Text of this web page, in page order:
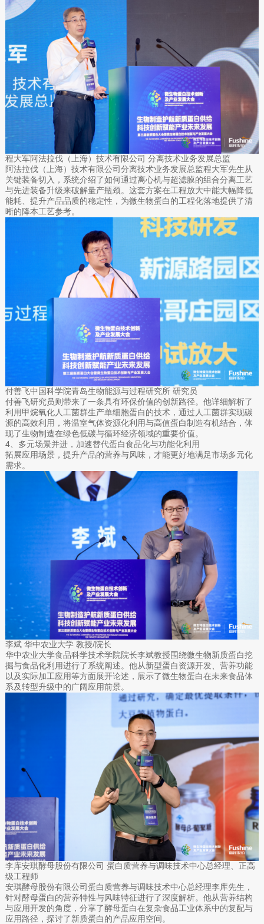
程大军阿法拉伐（上海）技术有限公司 分离技术业务发展总监
阿法拉伐（上海）技术有限公司分离技术业务发展总监程大军先生从
关键装备切入，系统介绍了如何通过离心机与超滤膜的组合分离工艺
与先进装备升级来破解量产瓶颈。这套方案在工程放大中能大幅降低
能耗、提升产品品质的稳定性，为微生物蛋白的工程化落地提供了清
晰的降本工艺参考。
付善飞中国科学院青岛生物能源与过程研究所 研究员
付善飞研究员则带来了一条具有环保价值的创新路径。他详细解析了
利用甲烷氧化人工菌群生产单细胞蛋白的技术，通过人工菌群实现碳
源的高效利用，将温室气体资源化利用与高值蛋白制造有机结合，体
现了生物制造在绿色低碳与循环经济领域的重要价值。
4、多元场景并进，加速替代蛋白食品化与功能化利用
拓展应用场景，提升产品的营养与风味，才能更好地满足市场多元化
需求。
李斌 华中农业大学 教授/院长
华中农业大学食品科学技术学院院长李斌教授围绕微生物新质蛋白挖
掘与食品化利用进行了系统阐述。他从新型蛋白资源开发、营养功能
以及实际加工应用等方面展开论述，展示了微生物蛋白在未来食品体
系及转型升级中的广阔应用前景。
李库安琪酵母股份有限公司 蛋白质营养与调味技术中心总经理、正高
级工程师
安琪酵母股份有限公司蛋白质营养与调味技术中心总经理李库先生，
针对酵母蛋白的营养特性与风味特征进行了深度解析。他从营养结构
与应用开发的角度，分享了酵母蛋白在复杂食品工业体系中的复配与
应用路径，探讨了新质蛋白的产品应用空间。